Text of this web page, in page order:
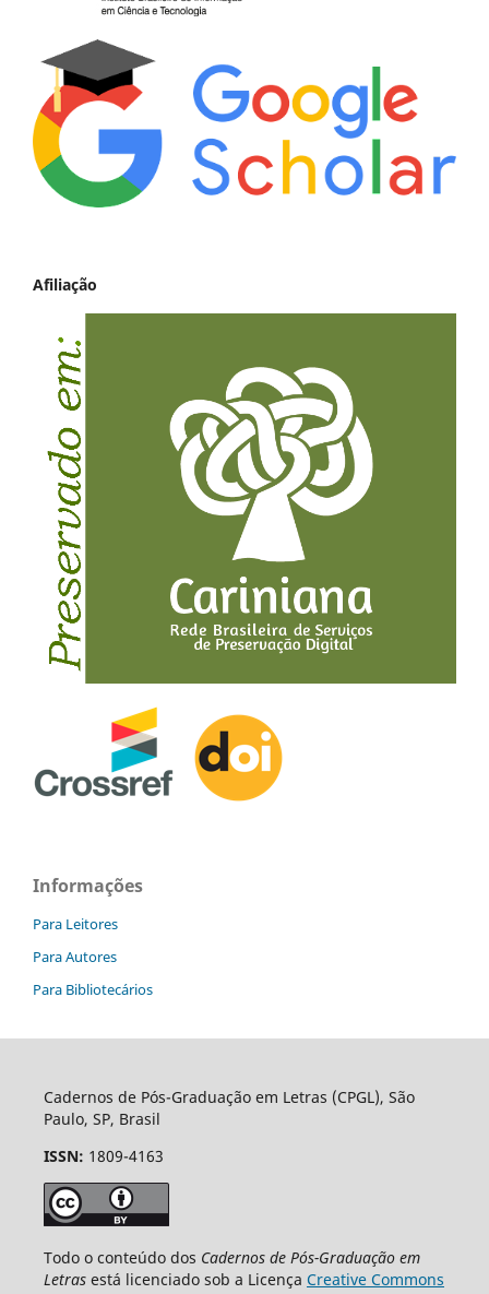
Afiliação
Informações
Para Leitores
Para Autores
Para Bibliotecários
Cadernos de Pós-Graduação em Letras (CPGL), São
Paulo, SP, Brasil
ISSN: 1809-4163
Todo o conteúdo dos Cadernos de Pós-Graduação em
Letras está licenciado sob a Licença Creative Commons